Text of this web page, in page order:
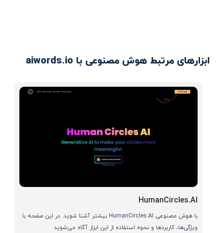
ابزارهای مرتبط هوش مصنوعی با aiwords.io
HumanCircles.AI
با هوش مصنوعی HumanCircles.AI بیشتر آشنا شوید. در این صفحه با
ویژگی‌ها، کاربردها و نحوه استفاده از این ابزار آگاه می‌شوید